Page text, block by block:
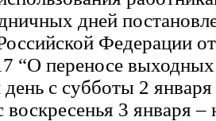
дней
Федерации
“О переносе
с субботы 2 января
воскресенья 3 января –